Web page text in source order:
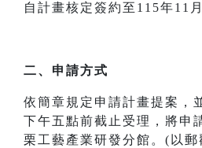
自計畫核定簽約至115年11
二、申請方式
依簡章規定申請計畫提案，
下午五點前截止受理，將申
栗工藝產業研發分館。(以郵